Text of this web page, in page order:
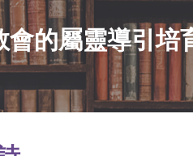
會的屬靈導引培